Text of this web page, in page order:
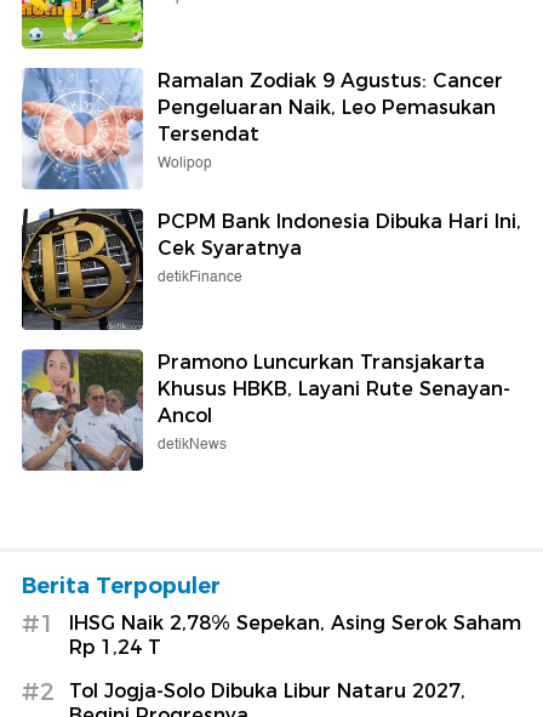
Ramalan Zodiak 9 Agustus: Cancer
Pengeluaran Naik, Leo Pemasukan
Tersendat
Wolipop
PCPM Bank Indonesia Dibuka Hari Ini,
Cek Syaratnya
detikFinance
Pramono Luncurkan Transjakarta
Khusus HBKB, Layani Rute Senayan-
Ancol
detikNews
Berita Terpopuler
#1
IHSG Naik 2,78% Sepekan, Asing Serok Saham
Rp 1,24 T
#2
Tol Jogja-Solo Dibuka Libur Nataru 2027,